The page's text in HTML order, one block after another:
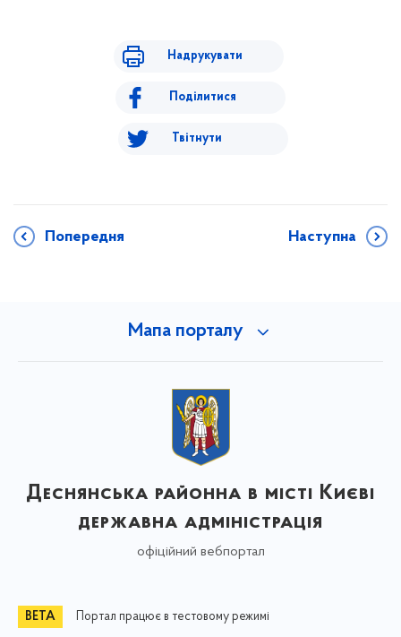
Надрукувати
Поділитися
Твітнути
Попередня Наступна
Мапа порталу
Деснянська районна в місті Києві
державна адміністрація
офіційний вебпортал
Портал працює в тестовому режимі